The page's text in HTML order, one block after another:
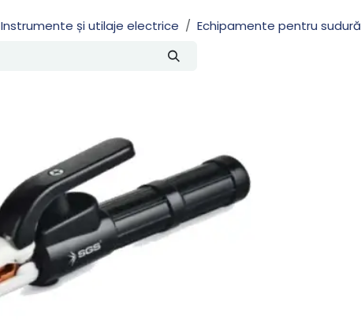
Instrumente și utilaje electrice Echipamente pentru sudură